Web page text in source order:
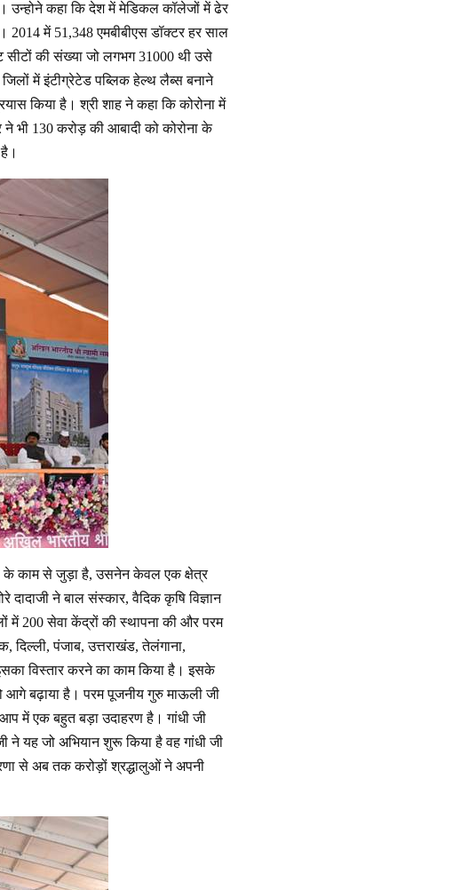
उन्होने कहा कि देश में मेडिकल कॉलेजों में ढेर
में 51,348 एमबीबीएस डॉक्टर हर साल
सीटों की संख्या जो लगभग 31000 थी उसे
में इंटीग्रेटेड पब्लिक हेल्थ लैब्स बनाने
किया है। श्री शाह ने कहा कि कोरोना में
भी 130 करोड़ की आबादी को कोरोना के
के काम से जुड़ा है, उसनेन केवल एक क्षेत्र
ने बाल संस्कार, वैदिक कृषि विज्ञान
में 200 सेवा केंद्रों की स्थापना की और परम
दिल्ली, पंजाब, उत्तराखंड, तेलंगाना,
विस्तार करने का काम किया है। इसके
बढ़ाया है। परम पूजनीय गुरु माऊली जी
में एक बहुत बड़ा उदाहरण है। गांधी जी
ने यह जो अभियान शुरू किया है वह गांधी जी
से अब तक करोड़ों श्रद्धालुओं ने अपनी